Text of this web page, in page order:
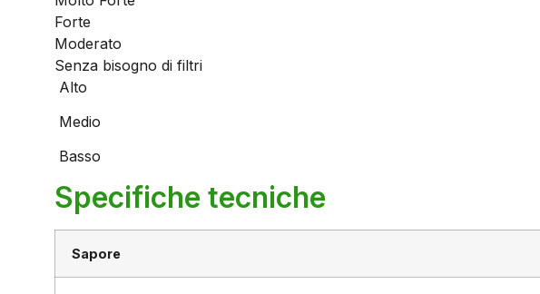
Forte
Moderato
Senza bisogno di filtri
Alto
Medio
Basso
Specifiche tecniche
Sapore